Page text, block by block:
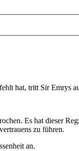
hat, tritt Sir Emrys
Es hat dieser
zu führen.
an.